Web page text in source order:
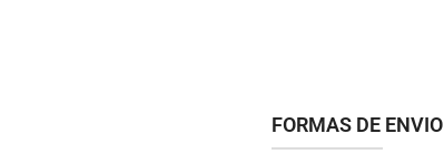
FORMAS DE ENVIO